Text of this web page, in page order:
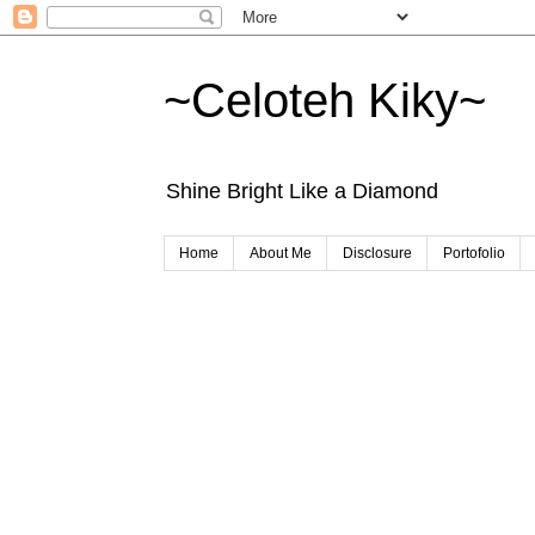
~Celoteh Kiky~
Shine Bright Like a Diamond
Home About Me Disclosure Portofolio